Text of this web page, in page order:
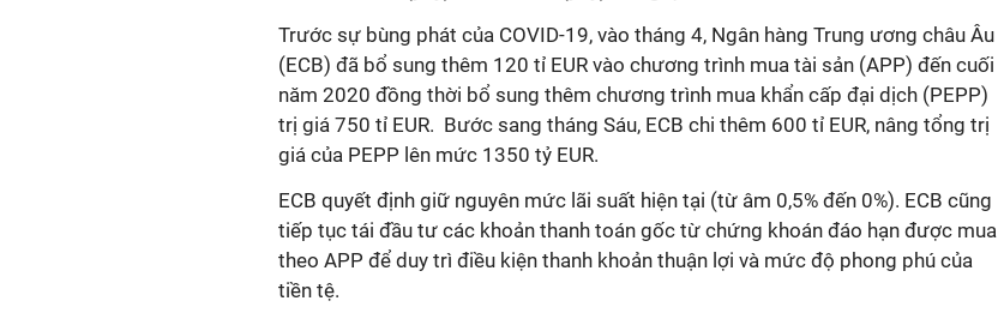
Trước sự bùng phát của COVID-19, vào tháng 4, Ngân hàng Trung ương châu Âu
(ECB) đã bổ sung thêm 120 tỉ EUR vào chương trình mua tài sản (APP) đến cuối
năm 2020 đồng thời bổ sung thêm chương trình mua khẩn cấp đại dịch (PEPP)
trị giá 750 tỉ EUR. Bước sang tháng Sáu, ECB chi thêm 600 tỉ EUR, nâng tổng trị
giá của PEPP lên mức 1350 tỷ EUR.
ECB quyết định giữ nguyên mức lãi suất hiện tại (từ âm 0,5% đến 0%). ECB cũng
tiếp tục tái đầu tư các khoản thanh toán gốc từ chứng khoán đáo hạn được mua
theo APP để duy trì điều kiện thanh khoản thuận lợi và mức độ phong phú của
tiền tệ.